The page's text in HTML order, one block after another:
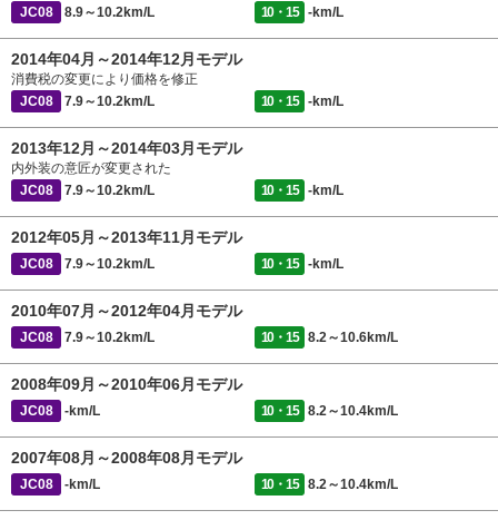
JC08
8.9～10.2km/L 10・15 -km/L
2014年04月～2014年12月モデル
消費税の変更により価格を修正
JC08
7.9～10.2km/L 10・15 -km/L
2013年12月～2014年03月モデル
内外装の意匠が変更された
JC08
7.9～10.2km/L 10・15 -km/L
2012年05月～2013年11月モデル
JC08 7.9～10.2km/L 10・15 -km/L
2010年07月～2012年04月モデル
JC08 7.9～10.2km/L 10・15 8.2～10.6km/L
2008年09月～2010年06月モデル
JC08 -km/L 10・15 8.2～10.4km/L
2007年08月～2008年08月モデル
JC08 -km/L 10・15 8.2～10.4km/L